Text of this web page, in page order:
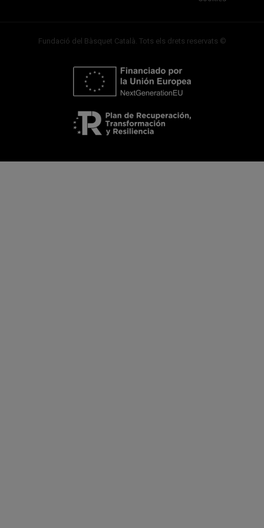
Fundació del Bàsquet Català. Tots els drets reservats ©